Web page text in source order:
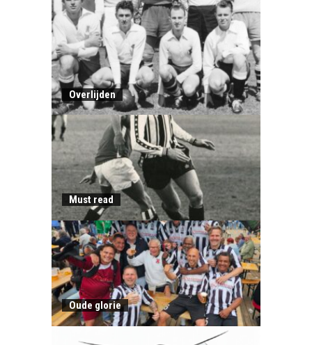
Overlijden
Must read
Oude glorie